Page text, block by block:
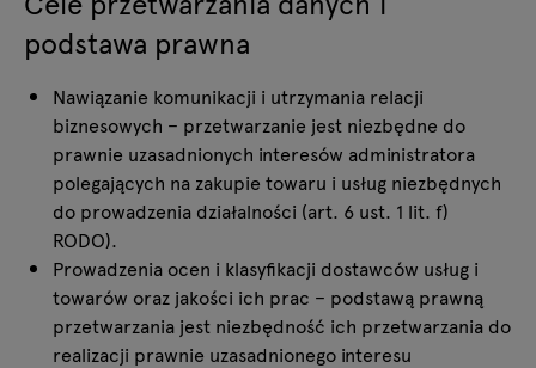
podstawa prawna
Nawiązanie komunikacji i utrzymania relacji
biznesowych – przetwarzanie jest niezbędne do
prawnie uzasadnionych interesów administratora
polegających na zakupie towaru i usług niezbędnych
do prowadzenia działalności (art. 6 ust. 1 lit. f)
RODO).
Prowadzenia ocen i klasyfikacji dostawców usług i
towarów oraz jakości ich prac – podstawą prawną
przetwarzania jest niezbędność ich przetwarzania do
realizacji prawnie uzasadnionego interesu